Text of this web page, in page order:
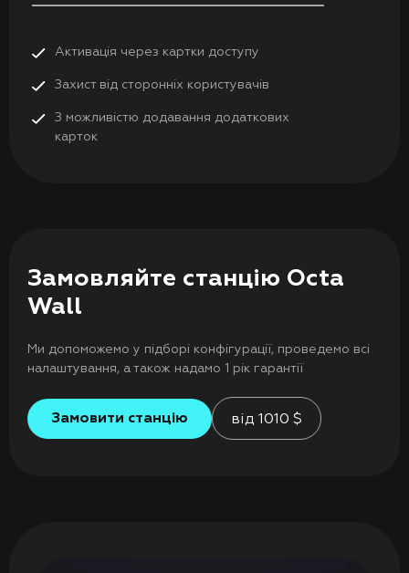
Активація через картки доступу
Захист від сторонніх користувачів
З можливістю додавання додаткових
карток
Замовляйте станцію Octa
Wall
Ми допоможемо у підборі конфігурації, проведемо всі
налаштування, а також надамо 1 рік гарантії
від 1010 $
Замовити станцію